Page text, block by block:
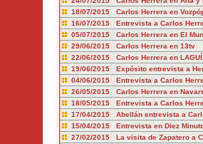
18/07/2015 Carlos Herrera en
16/07/2015 Entrevista a Carlos
05/07/2015 Carlos Herrera en El
29/06/2015 Carlos Herrera en 13tv
22/06/2015 Carlos Herrera en
19/06/2015 Expósito entrevista a
04/06/2015 Entrevista a Carlos
26/05/2015 Carlos Herrera en
18/05/2015 Entrevista a Carlos
17/04/2015 Abellán entrevista a
15/04/2015 Entrevista en Diez
27/02/2015 La visita de Zapatero a